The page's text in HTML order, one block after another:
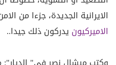
الايرانية الجديدة، جزءا من
الاميركيون يدركون ذلك جيدا..